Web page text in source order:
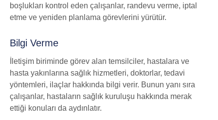
boşlukları kontrol eden çalışanlar, randevu verme, iptal
etme ve yeniden planlama görevlerini yürütür.
Bilgi Verme
İletişim biriminde görev alan temsilciler, hastalara ve
hasta yakınlarına sağlık hizmetleri, doktorlar, tedavi
yöntemleri, ilaçlar hakkında bilgi verir. Bunun yanı sıra
çalışanlar, hastaların sağlık kuruluşu hakkında merak
ettiği konuları da aydınlatır.